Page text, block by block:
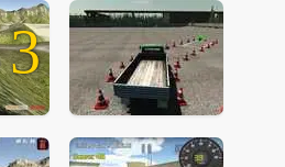
3